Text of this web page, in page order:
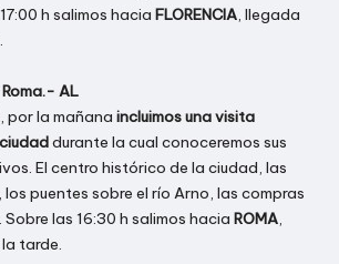
h salimos hacia FLORENCIA, llegada
AL
, por la mañana incluimos una visita
durante la cual conoceremos sus
El centro histórico de la ciudad, las
puentes sobre el río Arno, las compras
Sobre las 16:30 h salimos hacia ROMA,
tarde.